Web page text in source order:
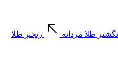
انگشتر طلا مردانه زنجیر طلا